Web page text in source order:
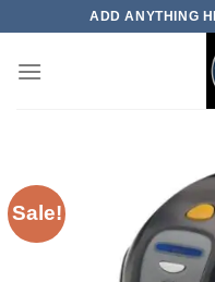
content
ADD ANYTHING
Sale!